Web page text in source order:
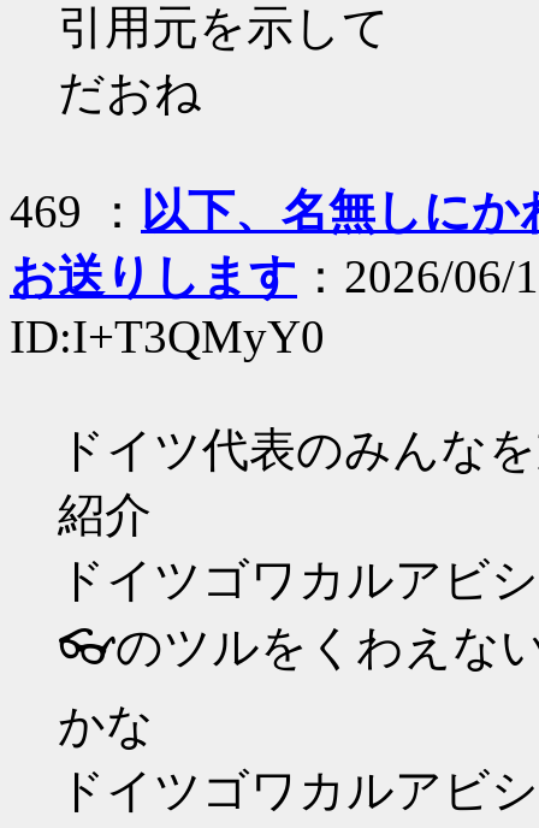
引用元を示して
だおね
469 ： 以下、名無しに
お送りします ：2026/
ID:I+T3QMyY0
ドイツ代表のみんな
紹介
ドイツゴワカルアビ
👓のツルをくわえな
かな
ドイツゴワカルアビ